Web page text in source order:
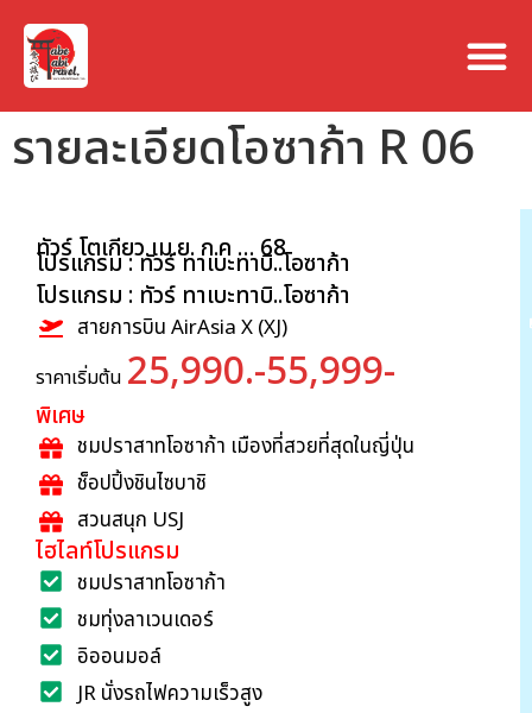
รายละเอียดโอซาก้า R 06
ทัวร์ โตเกียว เม.ย. ก.ค … 68
โปรแกรม : ทัวร์ ทาเบะทาบิ..โอซาก้า
โปรแกรม : ทัวร์ ทาเบะทาบิ..โอซาก้า
สายการบิน AirAsia X (XJ)
ราคาเริ่มต้น 25,990.-55,999-
พิเศษ
ชมปราสาทโอซาก้า เมืองที่สวยที่สุดในญี่ปุ่น
ช็อปปิ้งชินไซบาชิ
สวนสนุก USJ
ไฮไลท์โปรแกรม
ชมปราสาทโอซาก้า
ชมทุ่งลาเวนเดอร์
อิออนมอล์
JR นั่งรถไฟความเร็วสูง